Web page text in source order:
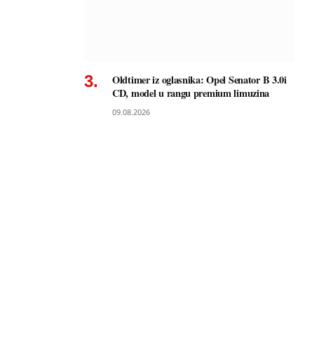
Oldtimer iz oglasnika: Opel Senator B 3.0i
CD, model u rangu premium limuzina
09.08.2026